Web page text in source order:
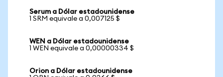
Serum a Dólar estadounidense
1 SRM equivale a 0,007125 $
WEN a Dólar estadounidense
1 WEN equivale a 0,00000334 $
Orion a Dólar estadounidense